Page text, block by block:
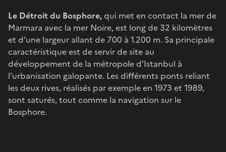
Le Détroit du Bosphore,qui met en contact la mer de
Marmara avec la mer Noire, est long de 32 kilomètres
et d’une largeur allant de 700 à 1.200 m. Sa principale
caractéristique est de servir de site au
développement de la métropole d’Istanbul à
l’urbanisation galopante. Les différents ponts reliant
les deux rives, réalisés par exemple en 1973 et 1989,
sont saturés, tout comme la navigation sur le
Bosphore.